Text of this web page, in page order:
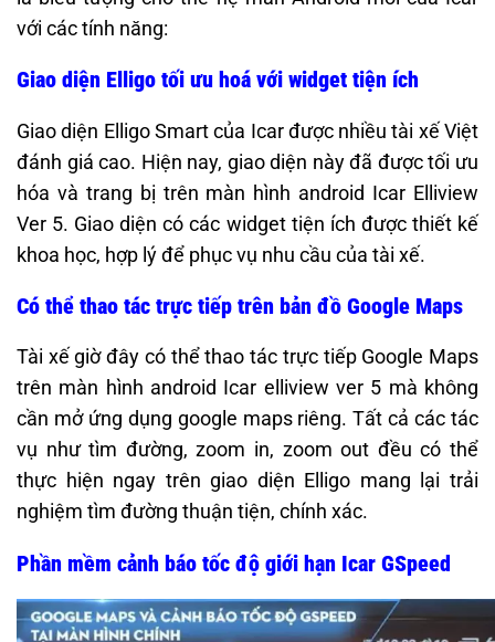
với các tính năng:
Giao diện Elligo tối ưu hoá với widget tiện ích
Giao diện Elligo Smart của Icar được nhiều tài xế Việt
đánh giá cao. Hiện nay, giao diện này đã được tối ưu
hóa và trang bị trên màn hình android Icar Elliview
Ver 5. Giao diện có các widget tiện ích được thiết kế
khoa học, hợp lý để phục vụ nhu cầu của tài xế.
Có thể thao tác trực tiếp trên bản đồ Google Maps
Tài xế giờ đây có thể thao tác trực tiếp Google Maps
trên màn hình android Icar elliview ver 5 mà không
cần mở ứng dụng google maps riêng. Tất cả các tác
vụ như tìm đường, zoom in, zoom out đều có thể
thực hiện ngay trên giao diện Elligo mang lại trải
nghiệm tìm đường thuận tiện, chính xác.
Phần mềm cảnh báo tốc độ giới hạn Icar GSpeed